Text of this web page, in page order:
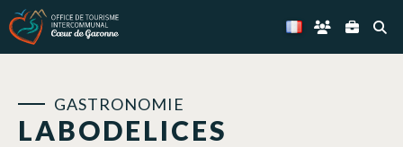
LABODELICES
GASTRONOMIE
Panneau de gestion des cookies